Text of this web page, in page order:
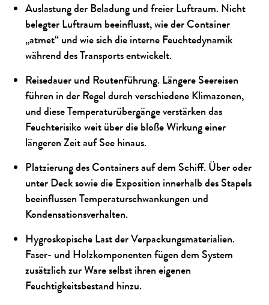
Auslastung der Beladung und freier Luftraum. Nicht
belegter Luftraum beeinflusst, wie der Container
„atmet“ und wie sich die interne Feuchtedynamik
während des Transports entwickelt.
Reisedauer und Routenführung. Längere Seereisen
führen in der Regel durch verschiedene Klimazonen,
und diese Temperaturübergänge verstärken das
Feuchterisiko weit über die bloße Wirkung einer
längeren Zeit auf See hinaus.
Platzierung des Containers auf dem Schiff. Über oder
unter Deck sowie die Exposition innerhalb des Stapels
beeinflussen Temperaturschwankungen und
Kondensationsverhalten.
Hygroskopische Last der Verpackungsmaterialien.
Faser- und Holzkomponenten fügen dem System
zusätzlich zur Ware selbst ihren eigenen
Feuchtigkeitsbestand hinzu.